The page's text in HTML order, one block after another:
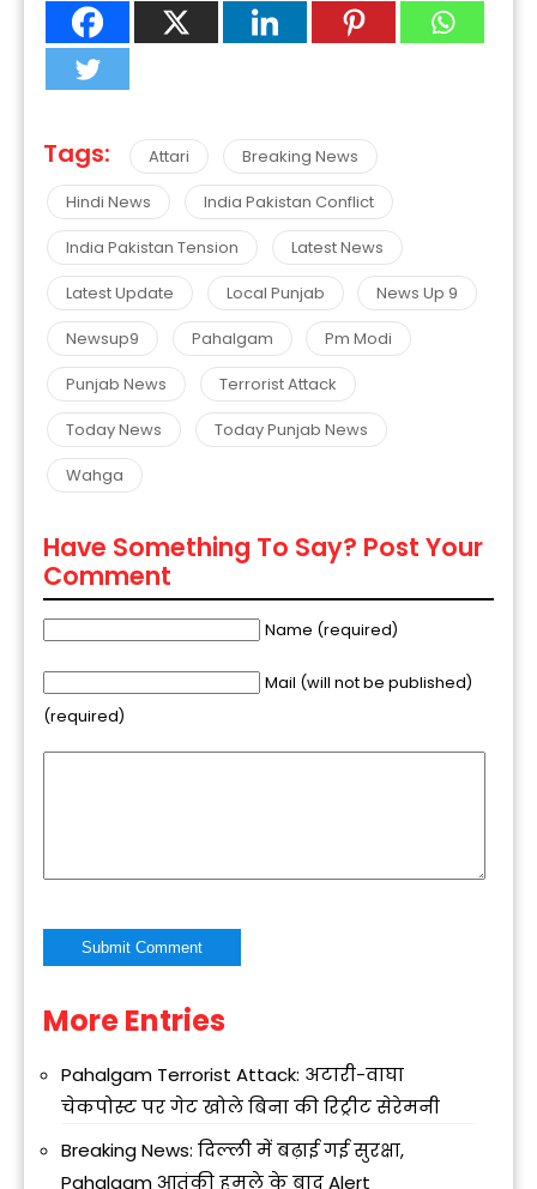
Tags: Attari
Breaking News
Hindi News
India Pakistan Conflict
India Pakistan Tension
Latest News
Latest Update
Local Punjab
News Up 9
Newsup9
Pahalgam
Pm Modi
Punjab News
Terrorist Attack
Today News
Today Punjab News
Wahga
Have Something To Say? Post Your
Comment
Name (required)
Mail (will not be published)
(required)
Alternative:
More Entries
Pahalgam Terrorist Attack: अटारी-वाघा
चेकपोस्ट पर गेट खोले बिना की रिट्रीट सेरेमनी
Breaking News: दिल्ली में बढ़ाई गई सुरक्षा,
Pahalgam आतंकी हमले के बाद Alert